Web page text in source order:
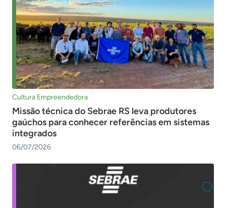
Cultura Empreendedora
Missão técnica do Sebrae RS leva produtores
gaúchos para conhecer referências em sistemas
integrados
06/07/2026